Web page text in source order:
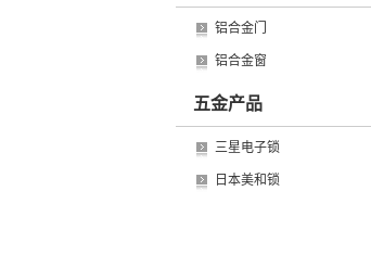
铝合金门
铝合金窗
五金产品
三星电子锁
日本美和锁